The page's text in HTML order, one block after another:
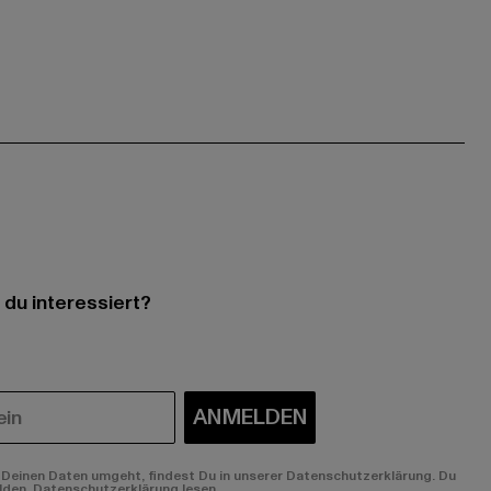
interessiert?
ANMELDEN
Daten umgeht, findest Du in unserer Datenschutzerklärung. Du